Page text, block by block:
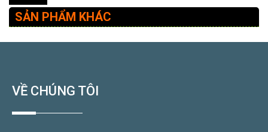
SẢN PHẨM KHÁC
VỀ CHÚNG TÔI